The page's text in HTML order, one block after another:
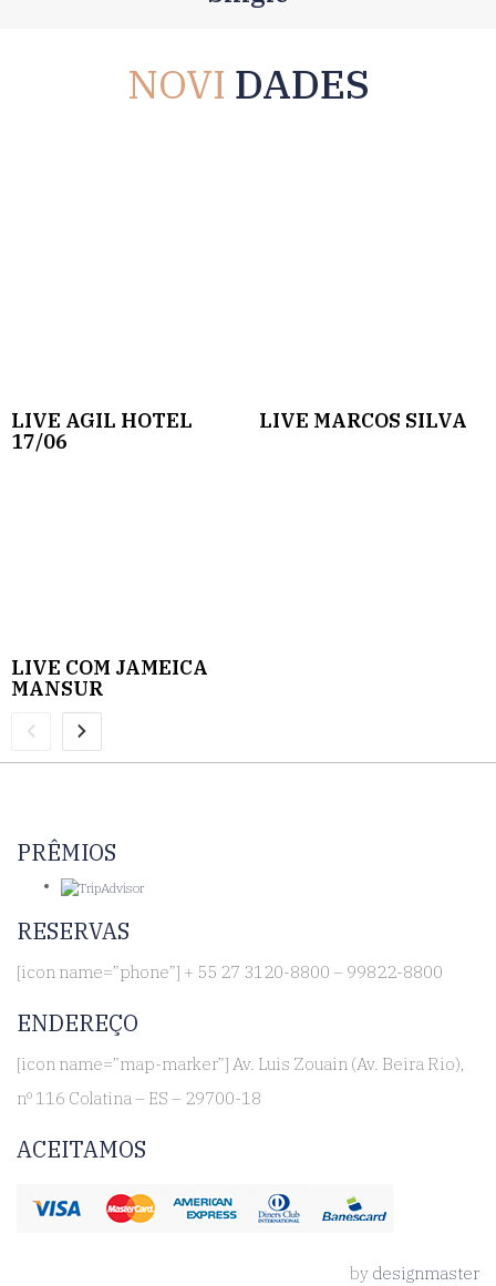
NOVI DADES
LIVE AGIL HOTEL
17/06
LIVE MARCOS SILVA
LIVE COM JAMEICA
MANSUR
PRÊMIOS
RESERVAS
[icon name=”phone”] + 55 27 3120-8800 – 99822-8800
ENDEREÇO
[icon name=”map-marker”] Av. Luis Zouain (Av. Beira Rio),
nº 116 Colatina – ES – 29700-18
ACEITAMOS
by designmaster